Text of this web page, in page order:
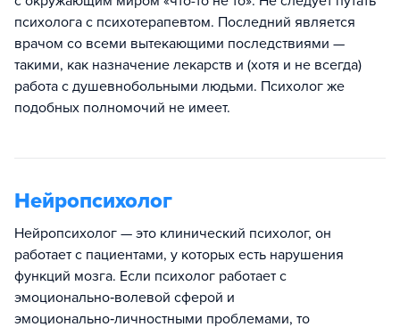
психолога с психотерапевтом. Последний является
врачом со всеми вытекающими последствиями —
такими, как назначение лекарств и (хотя и не всегда)
работа с душевнобольными людьми. Психолог же
подобных полномочий не имеет.
Нейропсихолог
Нейропсихолог — это клинический психолог, он
работает с пациентами, у которых есть нарушения
функций мозга. Если психолог работает с
эмоционально‑волевой сферой и
эмоционально‑личностными проблемами, то